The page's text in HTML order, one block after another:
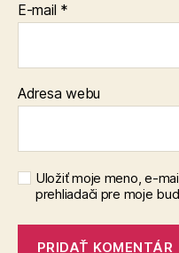
E-mail *
Adresa webu
Uložiť moje meno, e-
prehliadači pre moje